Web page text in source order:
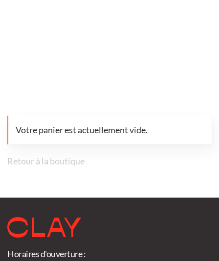
Votre panier est actuellement vide.
Retour à la boutique
Horaires d'ouverture :